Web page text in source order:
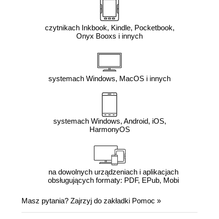
czytnikach Inkbook, Kindle, Pocketbook,
Onyx Booxs i innych
systemach Windows, MacOS i innych
systemach Windows, Android, iOS,
HarmonyOS
na dowolnych urządzeniach i aplikacjach
obsługujących formaty: PDF, EPub, Mobi
Masz pytania? Zajrzyj do zakładki Pomoc »